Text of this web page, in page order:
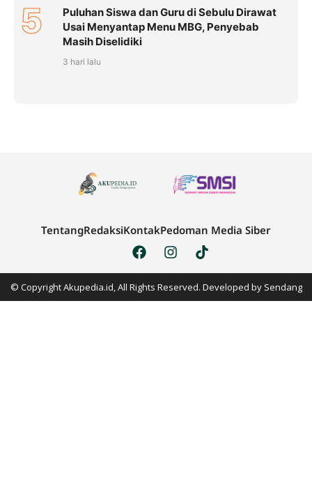
5
Puluhan Siswa dan Guru di Sebulu Dirawat
Usai Menyantap Menu MBG, Penyebab
Masih Diselidiki
3 hari lalu
TentangRedaksiKontakPedoman Media Siber
© Copyright Akupedia.id, All Rights Reserved. Developed by Sendang